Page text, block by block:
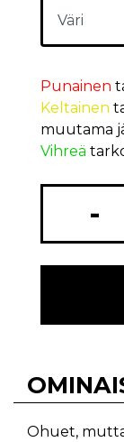
Punainen
Keltainen
muutama
Vihreä
-
Ohuet,